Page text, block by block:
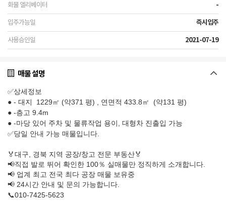
-
즉시입주
2021-07-19
매물 설명
✅상세정보
● - 대지 1229㎡ (약371 평) , 연면적 433.8㎡ (약131 평)
● -층고 9.4m
● -마당 있어 주차 및 물류작업 용이, 대형차 진출입 가능
✅당일 안내 가능 매물입니다.
🏅대구, 경북 지역 공장/창고 전문 부동산🏅
📢직접 발로 뛰어 확인한 100％ 실매물만 정직하게 소개합니다.
📢 업계 최고 전국 최다 공장 매물 보유중
📢 24시간 안내 및 문의 가능합니다.
📞010-7425-5623